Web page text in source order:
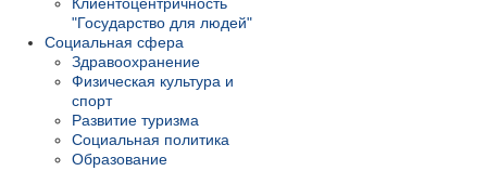
Клиентоцентричность
"Государство для людей"
Социальная сфера
Здравоохранение
Физическая культура и
спорт
Развитие туризма
Социальная политика
Образование